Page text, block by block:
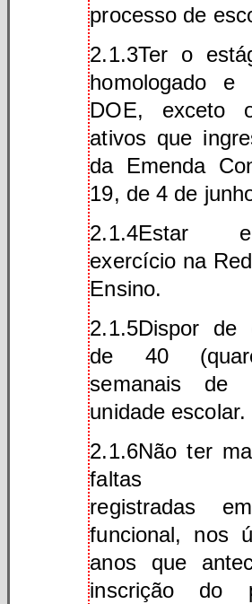
processo de
2.1.3Ter o
homologado e
DOE, exceto
ativos que
da Emenda
19, de 4 de
2.1.4Estar
exercício na
Ensino.
2.1.5Dispor de
de 40
semanais de
unidade escolar.
2.1.6Não ter
faltas
registradas
funcional, nos
anos que
inscrição do